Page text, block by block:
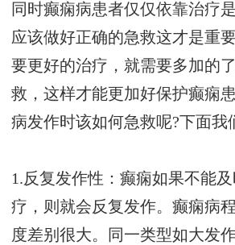
同时癫痫病患者仅仅依靠治疗
应该做好正确的急救这才是重
要更好的治疗，就需要多加的
救，这样才能更加好保护癫痫
病发作时该如何急救呢?下面我
1.反复发作性：癫痫如果不能
疗，则就会反复发作。癫痫病
度差别很大。同一类型如大发